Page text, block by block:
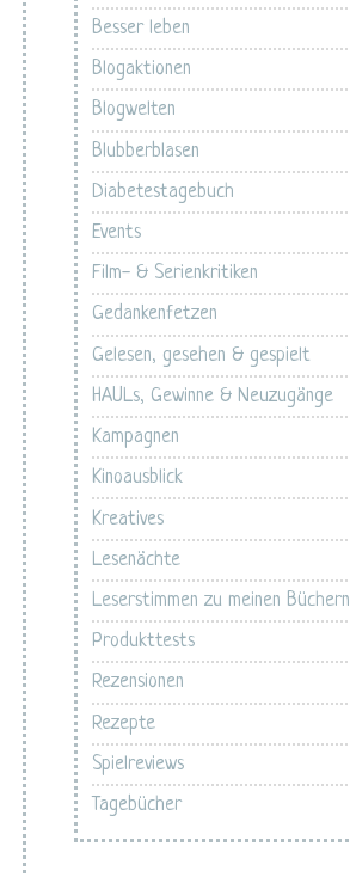
Besser leben
Blogaktionen
Blogwelten
Blubberblasen
Diabetestagebuch
Events
Film- & Serienkritiken
Gedankenfetzen
Gelesen, gesehen & gespielt
HAULs, Gewinne & Neuzugänge
Kampagnen
Kinoausblick
Kreatives
Lesenächte
Leserstimmen zu meinen Büchern
Produkttests
Rezensionen
Rezepte
Spielreviews
Tagebücher